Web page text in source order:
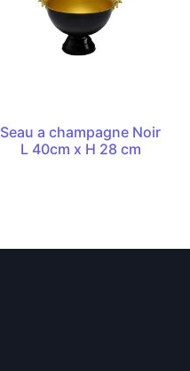
Seau a champagne Noir
L 40cm x H 28 cm